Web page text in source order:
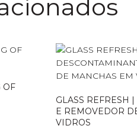
OF
GLASS REFRESH
E REMOVEDOR
VIDROS